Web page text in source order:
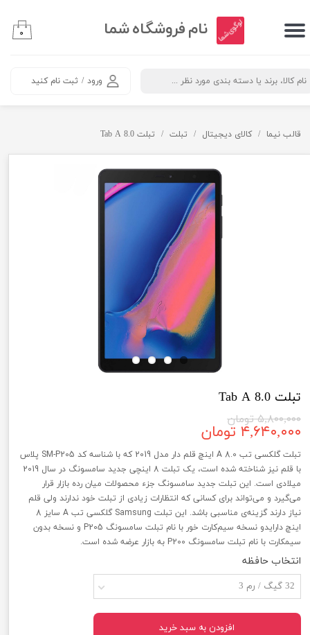
ورود / ثبت نام کنید
حساب کاربری من
۰ ​نام فروشگاه شما
قالب نیما کالای دیجیتال تبلت تبلت Tab A 8.0
تبلت Tab A 8.0
۵,۸۰۰,۰۰۰ تومان
۴,۶۴۰,۰۰۰ تومان
تبلت گلکسی تب A 8.0 اینچ قلم دار مدل 2019 که با شناسه کد SM-P205 پلاس
با قلم نیز شناخته شده است، یک تبلت 8 اینچی جدید سامسونگ در سال 2019
میلادی است. این تبلت جدید سامسونگ جزء محصولات میان رده بازار قرار
می‌گیرد و می‌تواند برای کسانی که انتظارات زیادی از تبلت خود ندارند ولی قلم
نیاز دارند گزینه‌ی مناسبی باشد. این تبلت Samsung گلکسی تب A سایز 8
اینچ دارایدو نسخه سیم‌کارت خور با نام تبلت سامسونگ P205 و نسخه بدون
سیمکارت با نام تبلت سامسونگ P200 به بازار عرضه شده است.
انتخاب حافظه
32 گیگ / رم 3
افزودن به سبد خرید